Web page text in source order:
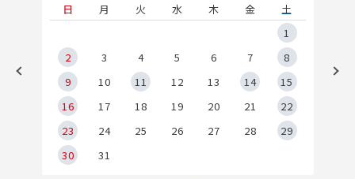
日
月 火 水 木 金
土
1
2
3 4 5 6 7
8
9
10 11 12 13 14
15
16
17 18 19 20 21
22
23
24 25 26 27 28
29
30
31